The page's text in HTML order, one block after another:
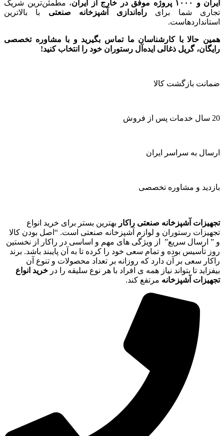
ایران و
۱۰۰۰ پروژه موفق در خارج از ایران، مطمئن‌ترین شریک
تجاری شما برای راه‌اندازی آشپزخانه صنعتی با بالاترین
استانداردهاست.
همین حالا با کارشناسان ما تماس بگیرید و با مشاوره تخصصی
رایگان، گریل ذغالی ایده‌آل رستوران خود را انتخاب کنید!
ضمانت بازگشت کالا
20 سال خدمات پس از فروش
ارسال به سراسر ایران
بازدید و مشاوره تخصصی
تجهیزات آشپزخانه صنعتی راکار بهترین بستر برای خرید انواع
تجهیزات رستوران و لوازم آشپزخانه صنعتی است. “اصل بودن کالا
و ” ارسال سریع” از ویژگی های مهم و اساسی در راکار از نخستین
روز تأسیس بوده و تمام سعی خود را کرده تا به آن پایبند باشد. برند
راکار سعی بر آن دارد که روزانه بر تعداد محصولات و تنوع آن
بیفزاید تا بتواند نیاز همه ی افراد با هر نوع سلیقه را در خرید انواع
تجهیزات آشپزخانه مرتفع کند.